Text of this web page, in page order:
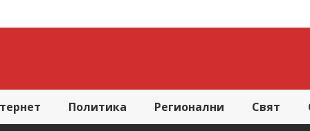
Политика Регионални Свят